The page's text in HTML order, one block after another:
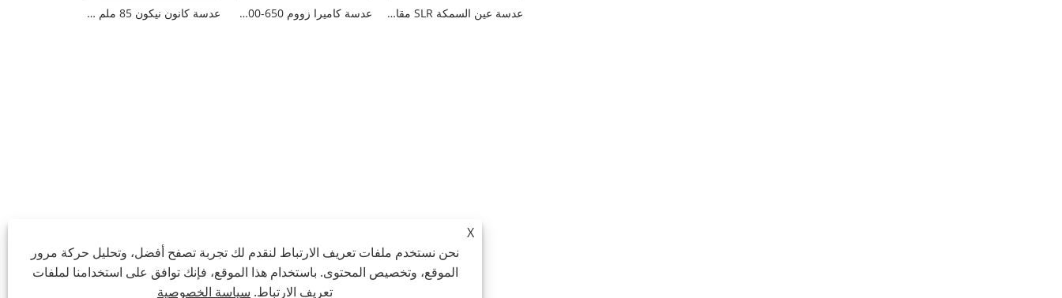
عدسة كانون نيكون 85 ملم F1.8 عدسة كاميرا زووم 650-1300 ملم عدسة عين السمكة SLR مقاس 8 ملم
X
نحن نستخدم ملفات تعريف الارتباط لنقدم لك تجربة تصفح أفضل، وتحليل حركة مرور
الموقع، وتخصيص المحتوى. باستخدام هذا الموقع، فإنك توافق على استخدامنا لملفات
تعريف الارتباط. سياسة الخصوصية